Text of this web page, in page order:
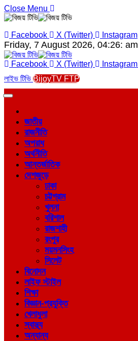
Close Menu
Facebook X (Twitter) Instagram
Friday, 7 August 2026, 04:26: am
Facebook X (Twitter) Instagram
লাইভ টিভি BijoyTV FTP
জাতীয়
রাজনীতি
অপরাধ
অর্থনীতি
আন্তর্জাতিক
দেশজুড়ে
ঢাকা
চট্টগ্রাম
খুলনা
বরিশাল
রাজশাহী
রংপুর
ময়মনসিংহ
সিলেট
বিনোদন
লাইফ স্টাইল
শিক্ষা
বিজ্ঞান-প্রযুক্তি
খেলাধুলা
স্বাস্থ্য
অন্যান্য